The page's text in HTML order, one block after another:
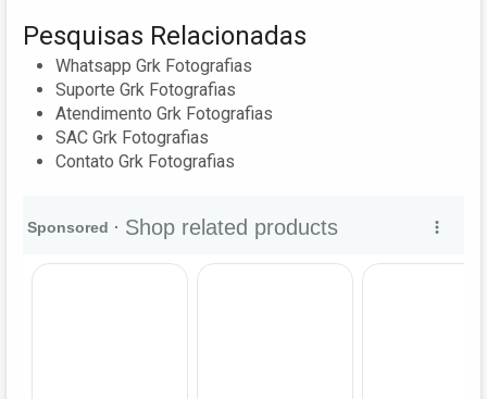
Pesquisas Relacionadas
Whatsapp Grk Fotografias
Suporte Grk Fotografias
Atendimento Grk Fotografias
SAC Grk Fotografias
Contato Grk Fotografias